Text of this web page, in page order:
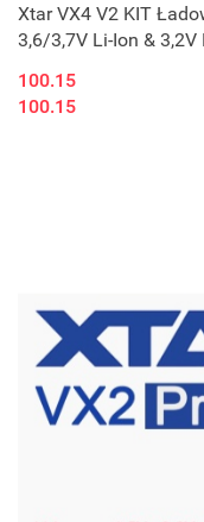
Xtar VX4 V2 KIT
3,6/3,7V Li-Ion & 3,2V
100.15
100.15